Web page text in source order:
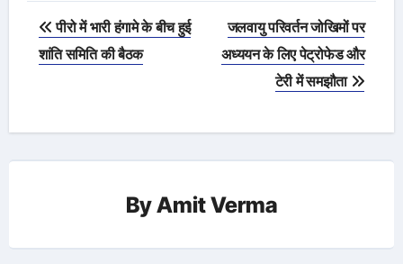
Post
navigation
पीरो में भारी हंगामे के बीच हुई
शांति समिति की बैठक
जलवायु परिवर्तन जोखिमों पर
अध्ययन के लिए पेट्रोफेड और
टेरी में समझौता
ByAmit Verma